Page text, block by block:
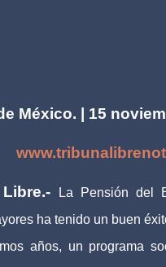
México. | 15
La Pensión del
ha tenido un buen
años, un programa